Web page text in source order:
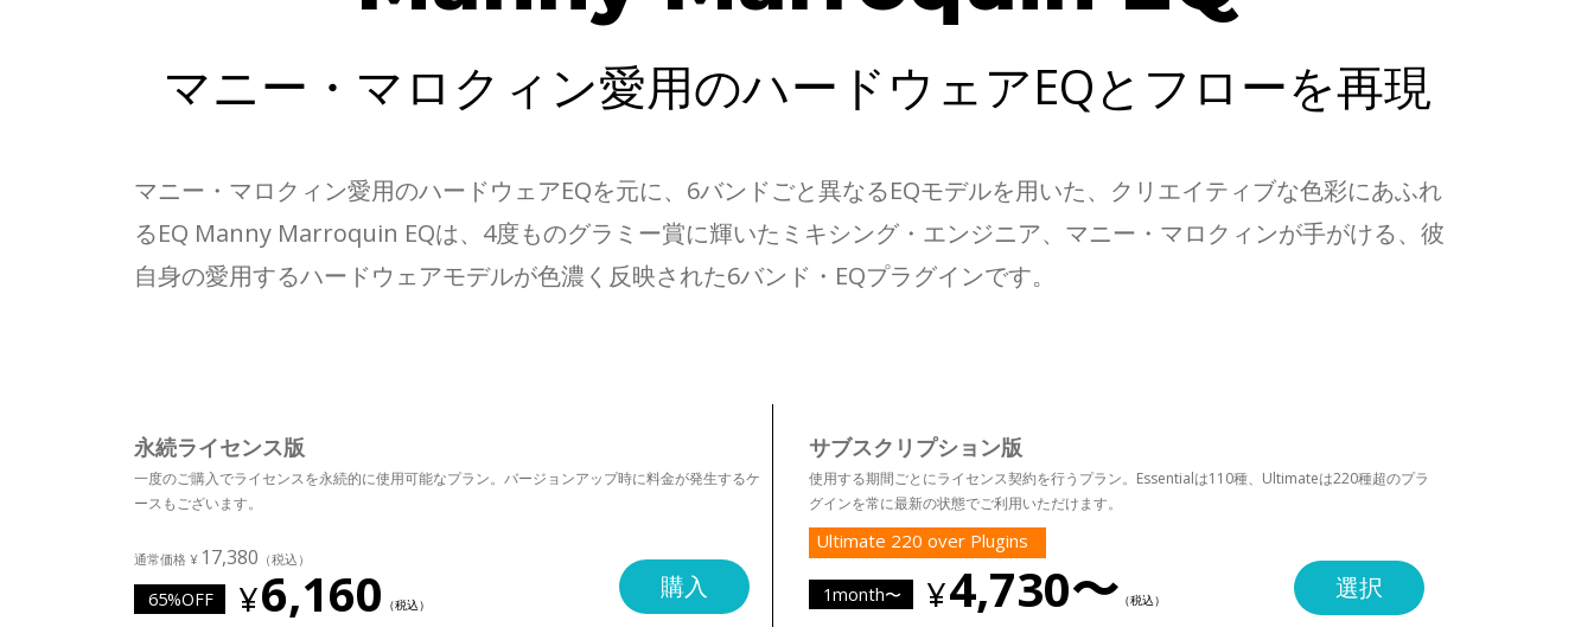
マニー・マロクィン愛用のハードウェアEQとフローを再現
マニー・マロクィン愛用のハードウェアEQを元に、6バンドごと異なるEQモデルを用いた、クリエイティブな色彩にあふれ
るEQ Manny Marroquin EQは、4度ものグラミー賞に輝いたミキシング・エンジニア、マニー・マロクィンが手がける、彼
自身の愛用するハードウェアモデルが色濃く反映された6バンド・EQプラグインです。
永続ライセンス版
一度のご購入でライセンスを永続的に使用可能なプラン。バージョンアップ時に料金が発生するケ
ースもございます。
17,380
65%OFF 6,160 購入
サブスクリプション版
使用する期間ごとにライセンス契約を行うプラン。Essentialは110種、Ultimateは220種超のプラ
グインを常に最新の状態でご利用いただけます。
Ultimate 220 over Plugins
1month〜 4,730〜 選択